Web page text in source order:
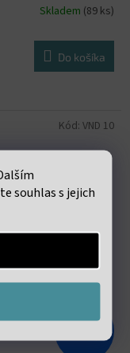
souhlas s jejich
Skladem (89 ks)
Do košíka
Kód: VND 10